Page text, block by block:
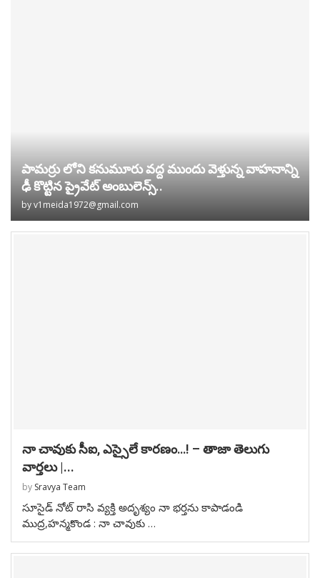
పామర్రు లోని కనుమూరు వద్ద ముందు వెళ్తున్న వాహనాన్ని
ఢీ కొట్టిన ప్రైవేట్ అంబులెన్స్..
byv1meida1972@gmail.com
నా చావుకు సీఐ, ఎస్సైలే కారణం…! – తాజా తెలుగు
వార్తలు |...
by Sravya Team
సూసైడ్ నోట్ రాసి వ్యక్తి అదృశ్యం నా భర్తను కాపాడండి
ముద్ర,హన్మకొండ : నా చావుకు …